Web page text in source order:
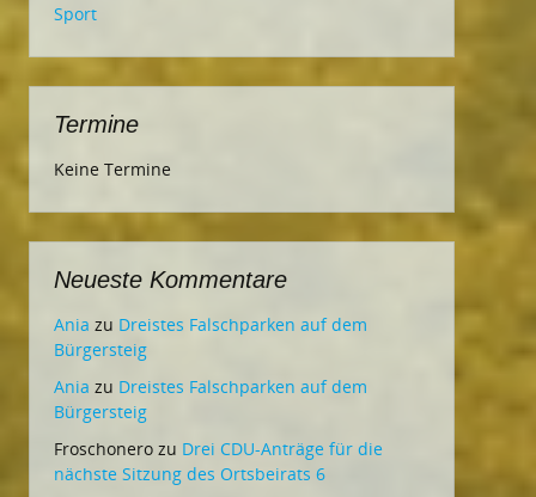
Sport
Termine
Keine Termine
Neueste Kommentare
Ania zu Dreistes Falschparken auf dem
Bürgersteig
Ania zu Dreistes Falschparken auf dem
Bürgersteig
Froschonero zu Drei CDU-Anträge für die
nächste Sitzung des Ortsbeirats 6